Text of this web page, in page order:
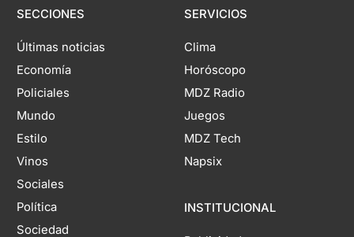
SECCIONES
Últimas noticias
Economía
Policiales
Mundo
Estilo
Vinos
Sociales
Política
Sociedad
SERVICIOS
Clima
Horóscopo
MDZ Radio
Juegos
MDZ Tech
Napsix
INSTITUCIONAL